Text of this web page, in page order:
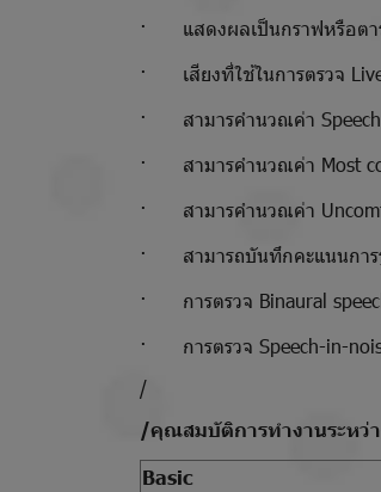
· แสดงผลเป็นกราฟหรือตา
· เสียงที่ใช้ในการตรวจ
· สามารคำนวณค่า Speech
· สามารคำนวณค่า Most
· สามารคำนวณค่า
· สามารถบันทึกคะแนนการ
· การตรวจ Binaural
· การตรวจ Speech-in-
/
/คุณสมบัติการทำงานระหว่
Basic